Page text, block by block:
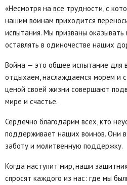
«Несмотря на все трудности, с
нашим воинам приходится
испытания. Мы призваны
оставлять в одиночестве наших
Война — это общее испытание для
отдыхаем, наслаждаемся морем и
ценой своей жизни совершают
мире и счастье.
Сердечно благодарим всех, кто
поддерживает наших воинов. Они
заботу и молитвенную поддержку.
Когда наступит мир, наши
спросят каждого из нас: где мы